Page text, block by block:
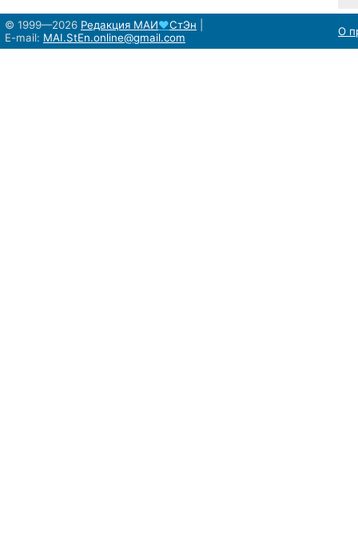
© 1999—2026 Редакция МАИ♥СтЭн
E-mail: MAI.StEn.online@gmail.com О